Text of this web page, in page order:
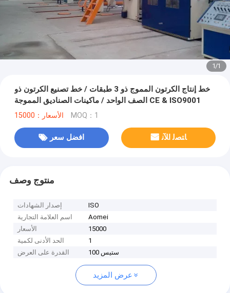
1/1
خط إنتاج الكرتون المموج ذو 3 طبقات / خط تصنيع الكرتون ذو
الصف الواحد / ماكينات الصناديق المموجة CE & ISO9001
الأسعار：15000 MOQ：1
افضل سعر ﺎﺘﺼﻟ ﺍﻶﻧ
منتوج وصف
إصدار الشهادات
ISO
اسم العلامة التجارية
Aomei
الأسعار
15000
الحد الأدنى لكمية
1
القدرة على العرض
100 ستيس
عرض المزيد